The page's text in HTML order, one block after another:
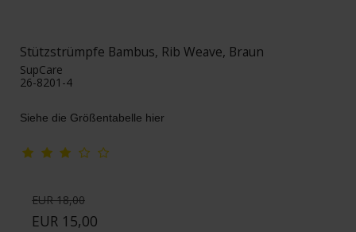
Stützstrümpfe Bambus, Rib Weave, Braun
SupCare
26-8201-4
Siehe die Größentabelle hier
EUR 18,00
EUR 15,00